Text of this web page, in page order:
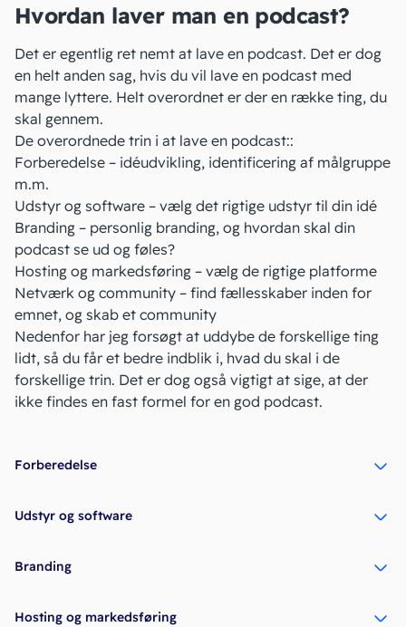
Hvordan laver man en podcast?
Det er egentlig ret nemt at lave en podcast. Det er dog
en helt anden sag, hvis du vil lave en podcast med
mange lyttere. Helt overordnet er der en række ting, du
skal gennem.
De overordnede trin i at lave en podcast::
Forberedelse – idéudvikling, identificering af målgruppe
m.m.
Udstyr og software – vælg det rigtige udstyr til din idé
Branding – personlig branding, og hvordan skal din
podcast se ud og føles?
Hosting og markedsføring – vælg de rigtige platforme
Netværk og community – find fællesskaber inden for
emnet, og skab et community
Nedenfor har jeg forsøgt at uddybe de forskellige ting
lidt, så du får et bedre indblik i, hvad du skal i de
forskellige trin. Det er dog også vigtigt at sige, at der
ikke findes en fast formel for en god podcast.
Forberedelse
Udstyr og software
Branding
Hosting og markedsføring